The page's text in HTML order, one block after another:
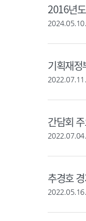
2016년
2024.05.10.
기획재정
2022.07.11.
간담회
2022.07.04.
추경호
2022.05.16.